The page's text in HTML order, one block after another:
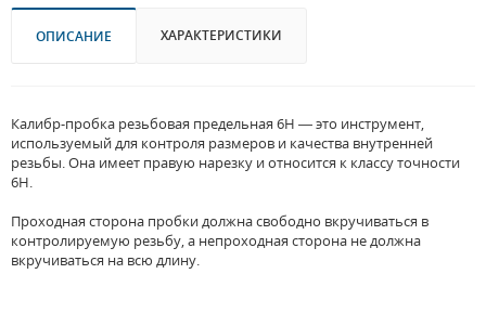
ОПИСАНИЕ ХАРАКТЕРИСТИКИ
Калибр-пробка резьбовая предельная 6H — это инструмент,
используемый для контроля размеров и качества внутренней
резьбы. Она имеет правую нарезку и относится к классу точности
6H.
Проходная сторона пробки должна свободно вкручиваться в
контролируемую резьбу, а непроходная сторона не должна
вкручиваться на всю длину.